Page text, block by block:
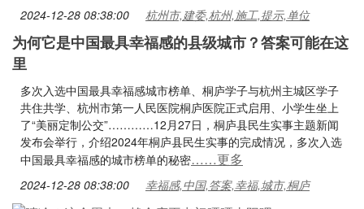
2024-12-28 08:38:00 杭州市,建委,杭州,施工,提示,单位
为何它是中国最具幸福感的县级城市？答案可能在这
里
多次入选中国最具幸福感城市榜单、桐庐学子与杭州主城区学子
共住共学、杭州市第一人民医院桐庐医院正式启用、小学生坐上
了“美丽定制公交”…………12月27日，桐庐县民生实事主题新闻
发布会举行，介绍2024年桐庐县民生实事的完成情况，多次入选
中国最具幸福感的城市榜单的秘密……更多
2024-12-28 08:38:00 幸福感,中国,答案,幸福,城市,桐庐